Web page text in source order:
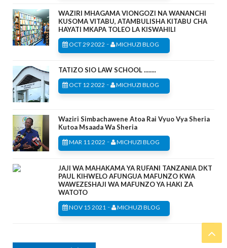
WAZIRI MHAGAMA VIONGOZI NA WANANCHI
KUSOMA VITABU, ATAMBULISHA KITABU CHA
HAYATI MKAPA TOLEO LA KISWAHILI
OCT 29 2022 - MICHUZI BLOG
TATIZO SIO LAW SCHOOL ........
OCT 12 2022 - MICHUZI BLOG
Waziri Simbachawene Atoa Rai Vyuo Vya Sheria
Kutoa Msaada Wa Sheria
MAR 11 2022 - MICHUZI BLOG
JAJI WA MAHAKAMA YA RUFANI TANZANIA DKT
PAUL KIHWELO AFUNGUA MAFUNZO KWA
WAWEZESHAJI WA MAFUNZO YA HAKI ZA
WATOTO
NOV 15 2021 - MICHUZI BLOG